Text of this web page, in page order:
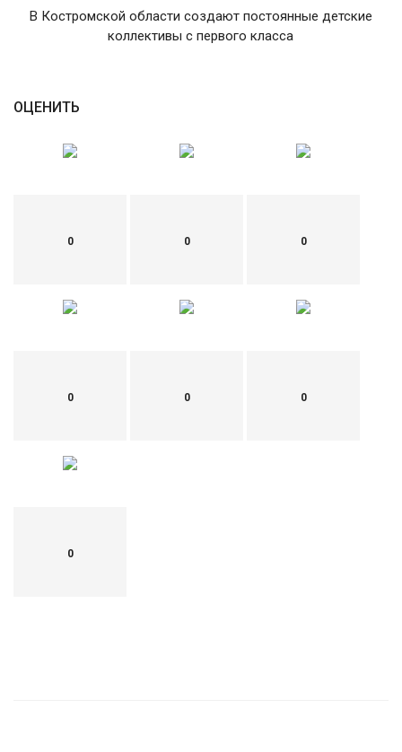
В Костромской области создают постоянные детские
коллективы с первого класса
ОЦЕНИТЬ
0 0 0
0 0 0
0